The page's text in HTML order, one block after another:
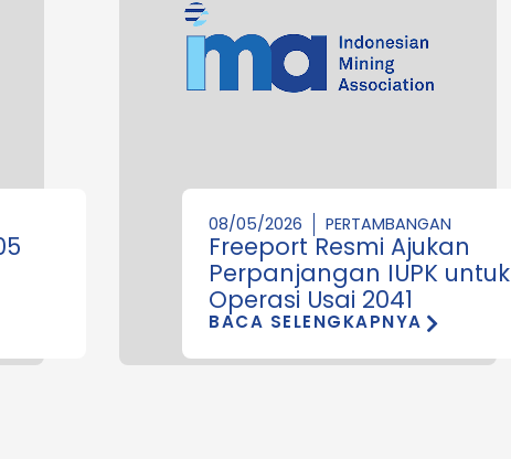
08/05/2026 PERTAMBANGAN
Freeport Resmi Ajukan
Perpanjangan IUPK untuk
Operasi Usai 2041
BACA SELENGKAPNYA